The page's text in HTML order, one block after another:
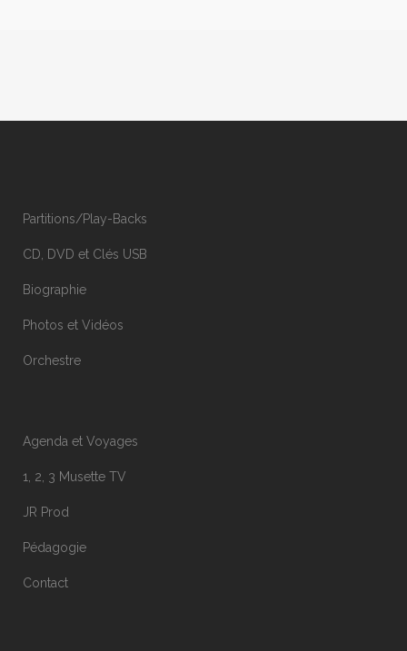
Partitions/Play-Backs
CD, DVD et Clés USB
Biographie
Photos et Vidéos
Orchestre
Agenda et Voyages
1, 2, 3 Musette TV
JR Prod
Pédagogie
Contact